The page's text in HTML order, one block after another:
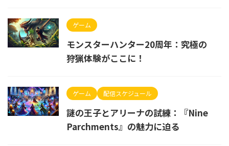
ゲーム
モンスターハンター20周年：究極の
狩猟体験がここに！
ゲーム 配信スケジュール
謎の王子とアリーナの試練：『Nine
Parchments』の魅力に迫る